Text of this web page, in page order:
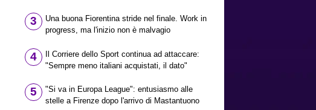
3
Una buona Fiorentina stride nel finale. Work in
progress, ma l'inizio non è malvagio
4
Il Corriere dello Sport continua ad attaccare:
"Sempre meno italiani acquistati, il dato"
5
"Si va in Europa League": entusiasmo alle
stelle a Firenze dopo l'arrivo di Mastantuono